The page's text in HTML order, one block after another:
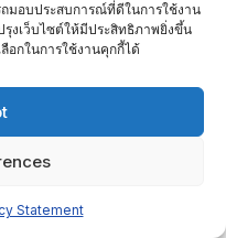
มอบประสบการณ์ที่ดีในการใช้งาน
งเว็บไซต์ให้มีประสิทธิภาพยิ่งขึ้น
อกในการใช้งานคุกกี้ได้
Statement
าศาสตร์ มหาวิทยาลัยมหิดล